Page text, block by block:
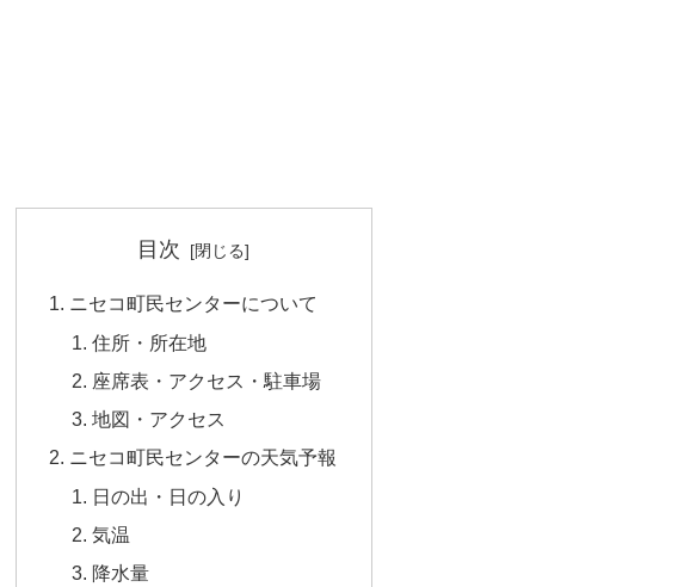
目次
ニセコ町民センターについて
住所・所在地
座席表・アクセス・駐車場
地図・アクセス
ニセコ町民センターの天気予報
日の出・日の入り
気温
降水量